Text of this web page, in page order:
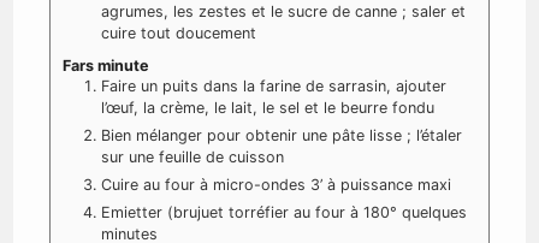
agrumes, les zestes et le sucre de canne ; saler et
cuire tout doucement
Fars minute
Faire un puits dans la farine de sarrasin, ajouter
l’œuf, la crème, le lait, le sel et le beurre fondu
Bien mélanger pour obtenir une pâte lisse ; l’étaler
sur une feuille de cuisson
Cuire au four à micro-ondes 3’ à puissance maxi
Emietter (brujuet torréfier au four à 180° quelques
minutes